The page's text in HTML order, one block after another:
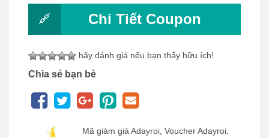
Chi Tiết Coupon
hãy đánh giá nếu bạn thấy hữu ích!
Chia sẻ bạn bè
Mã giảm giá Adayroi, Voucher Adayroi,